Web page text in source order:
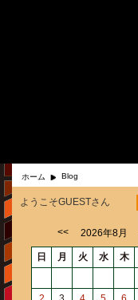
ホーム Blog
ようこそGUESTさん
<< 2026年8月
日 月 火 水 木